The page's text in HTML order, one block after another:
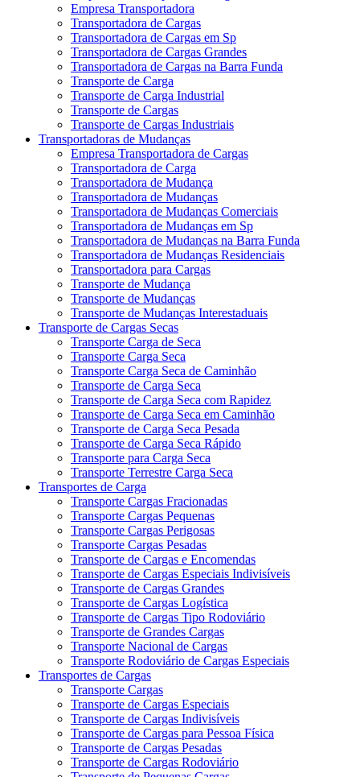
Empresa Transportadora
Transportadora de Cargas
Transportadora de Cargas em Sp
Transportadora de Cargas Grandes
Transportadora de Cargas na Barra Funda
Transporte de Carga
Transporte de Carga Industrial
Transporte de Cargas
Transporte de Cargas Industriais
Transportadoras de Mudanças
Empresa Transportadora de Cargas
Transportadora de Carga
Transportadora de Mudança
Transportadora de Mudanças
Transportadora de Mudanças Comerciais
Transportadora de Mudanças em Sp
Transportadora de Mudanças na Barra Funda
Transportadora de Mudanças Residenciais
Transportadora para Cargas
Transporte de Mudança
Transporte de Mudanças
Transporte de Mudanças Interestaduais
Transporte de Cargas Secas
Transporte Carga de Seca
Transporte Carga Seca
Transporte Carga Seca de Caminhão
Transporte de Carga Seca
Transporte de Carga Seca com Rapidez
Transporte de Carga Seca em Caminhão
Transporte de Carga Seca Pesada
Transporte de Carga Seca Rápido
Transporte para Carga Seca
Transporte Terrestre Carga Seca
Transportes de Carga
Transporte Cargas Fracionadas
Transporte Cargas Pequenas
Transporte Cargas Perigosas
Transporte Cargas Pesadas
Transporte de Cargas e Encomendas
Transporte de Cargas Especiais Indivisíveis
Transporte de Cargas Grandes
Transporte de Cargas Logística
Transporte de Cargas Tipo Rodoviário
Transporte de Grandes Cargas
Transporte Nacional de Cargas
Transporte Rodoviário de Cargas Especiais
Transportes de Cargas
Transporte Cargas
Transporte de Cargas Especiais
Transporte de Cargas Indivisíveis
Transporte de Cargas para Pessoa Física
Transporte de Cargas Pesadas
Transporte de Cargas Rodoviário